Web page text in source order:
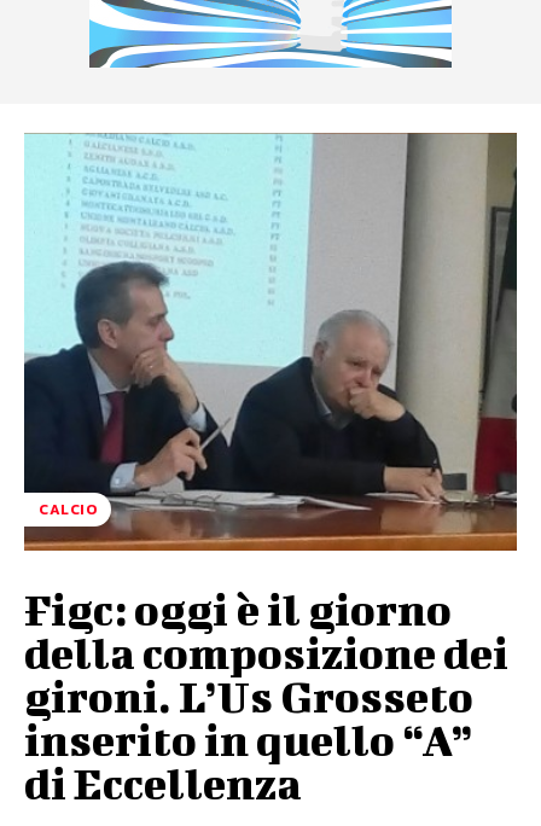
CALCIO
Figc: oggi è il giorno
della composizione dei
gironi. L’Us Grosseto
inserito in quello “A”
di Eccellenza